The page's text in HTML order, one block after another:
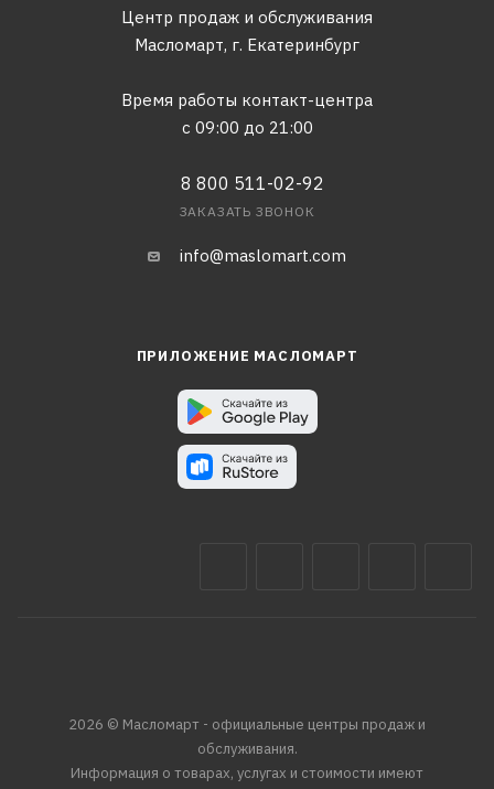
Центр продаж и обслуживания
Масломарт, г. Екатеринбург
Время работы контакт-центра
с 09:00 до 21:00
8 800 511-02-92
ЗАКАЗАТЬ ЗВОНОК
info@maslomart.com
ПРИЛОЖЕНИЕ МАСЛОМАРТ
2026 © Масломарт - официальные центры продаж и
обслуживания.
Информация о товарах, услугах и стоимости имеют